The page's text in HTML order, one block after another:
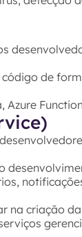
de
na criação